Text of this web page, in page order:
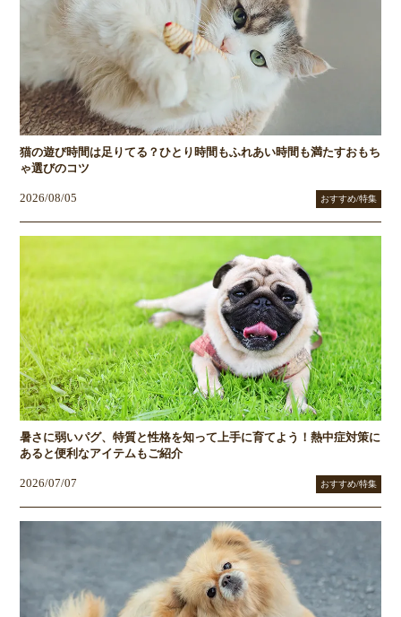
猫の遊び時間は足りてる？ひとり時間もふれあい時間も満たすおもち
ゃ選びのコツ
2026/08/05 おすすめ/特集
暑さに弱いパグ、特質と性格を知って上手に育てよう！熱中症対策に
あると便利なアイテムもご紹介
2026/07/07 おすすめ/特集